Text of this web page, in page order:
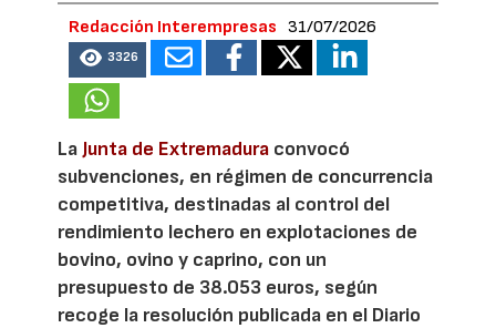
Redacción Interempresas 31/07/2026
3326
La Junta de Extremadura convocó
subvenciones, en régimen de concurrencia
competitiva, destinadas al control del
rendimiento lechero en explotaciones de
bovino, ovino y caprino, con un
presupuesto de 38.053 euros, según
recoge la resolución publicada en el Diario